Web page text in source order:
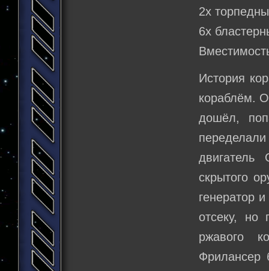
2х
6х
История
кораблём.
дошёл,
двигатель
скрытого
генератор
отсеку,
ржавого
Фрилансер